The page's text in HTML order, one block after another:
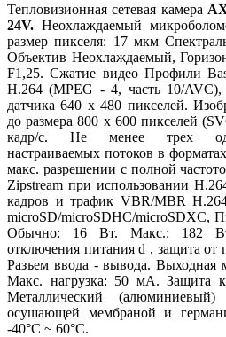
Тепловизионная сетевая камера
24V. Неохлаждаемый
размер пикселя: 17 мкм
Объектив Неохлаждаемый,
F1,25. Сжатие видео Профили
H.264 (MPEG - 4, часть 10/
датчика 640 x 480 пикселей.
до размера 800 x 600 пикселей
кадр/с. Не менее трех
настраиваемых потоков в
макс. разрешении с полной
Zipstream при использовании
кадров и трафик VBR/MBR
microSD/microSDHC/microSDXC,
Обычно: 16 Вт. Макс.: 182 Вт
отключения питания d , защита
Разъем ввода - вывода. Выходная
Макс. нагрузка: 50 мА. Защита
Металлический
осушающей мембраной и
-40°C ~ 60°C.